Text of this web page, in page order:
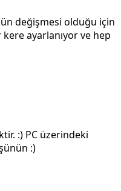
değişmesi olduğu için
ayarlanıyor ve hep
:) PC üzerindeki
:)